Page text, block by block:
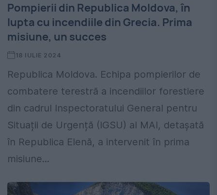
Pompierii din Republica Moldova, în
lupta cu incendiile din Grecia. Prima
misiune, un succes
18 IULIE 2024
Republica Moldova. Echipa pompierilor de
combatere terestră a incendiilor forestiere
din cadrul Inspectoratului General pentru
Situații de Urgență (IGSU) al MAI, detașată
în Republica Elenă, a intervenit în prima
misiune...